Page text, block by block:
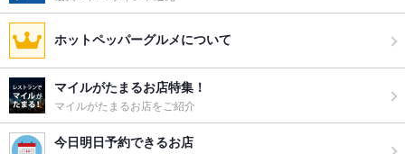
ホットペッパーグルメについて
マイルがたまるお店特集！
マイルがたまるお店をご紹介
今日明日予約できるお店